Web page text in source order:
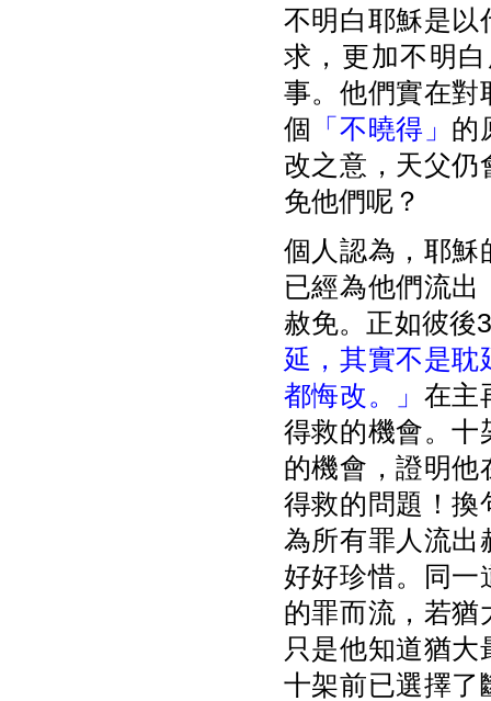
不明白耶穌是以
求，更加不明
事。他們實在對
個 「不曉得」 的
改之意，天父仍
免他們呢？
個人認為，耶穌
已經為他們流
赦免。正如彼後
延，其實不是耽
都悔改。」 在主
得救的機會。十
的機會，證明他
得救的問題！換
為所有罪人流出
好好珍惜。同一
的罪而流，若猶
只是他知道猶
十架前已選擇了